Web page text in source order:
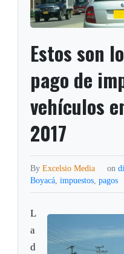
Estos son
pago de
vehículos
2017
ByExcelsio Media on
Boyacá,impuestos,pagos
L
a
d